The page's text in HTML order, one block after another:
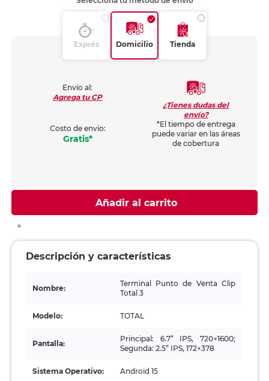
Exprés Domicilio Tienda
Envío al:
Agrega tu CP
Costo de envío:
Gratis*
¿Tienes dudas del
envío?
*El tiempo de entrega
puede variar en las áreas
de cobertura
Añadir al carrito
Descripción y características
Nombre:
Terminal Punto de Venta Clip
Total 3
Modelo: TOTAL
Pantalla:
Principal: 6.7” IPS, 720×1600;
Segunda: 2.5” IPS, 172×378
Sistema Operativo: Android 15